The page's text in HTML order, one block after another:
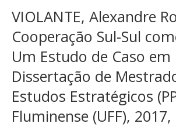
VIOLANTE, Alexandre
Cooperação Sul-Sul
Um Estudo de Caso em
Dissertação de
Estudos Estratégicos
Fluminense (UFF),